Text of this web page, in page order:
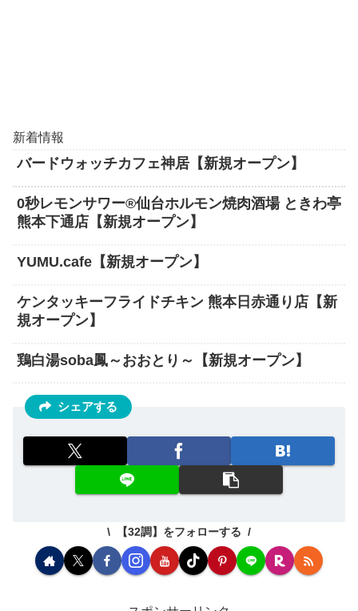
新着情報
バードウォッチカフェ神居【新規オープン】
0秒レモンサワー®仙台ホルモン焼肉酒場 ときわ亭
熊本下通店【新規オープン】
YUMU.cafe【新規オープン】
ケンタッキーフライドチキン 熊本日赤通り店【新
規オープン】
鶏白湯soba鳳～おおとり～【新規オープン】
シェアする
【32調】をフォローする